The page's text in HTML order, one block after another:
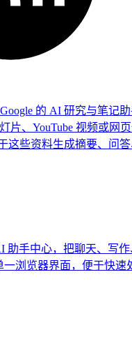
的 AI 研究与笔记
片、YouTube 视频或网
这些资料生成摘要、问
助手中心，把聊天、写
浏览器界面，便于快速